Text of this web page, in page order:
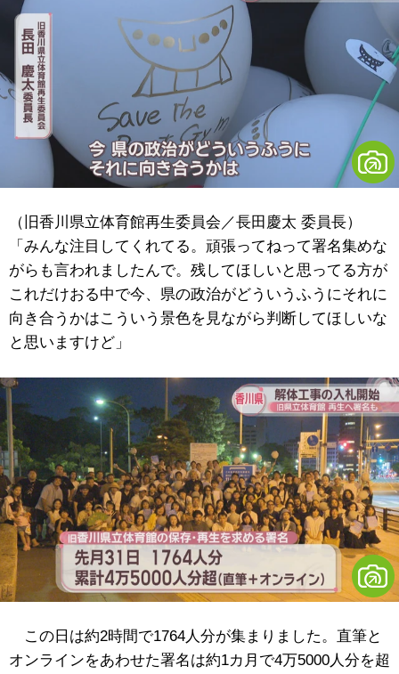
（旧香川県立体育館再生委員会／長田慶太 委員長）
「みんな注目してくれてる。頑張ってねって署名集めな
がらも言われましたんで。残してほしいと思ってる方が
これだけおる中で今、県の政治がどういうふうにそれに
向き合うかはこういう景色を見ながら判断してほしいな
と思いますけど」
この日は約2時間で1764人分が集まりました。直筆と
オンラインをあわせた署名は約1カ月で4万5000人分を超